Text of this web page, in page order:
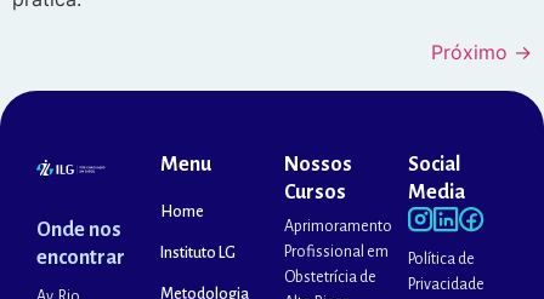
Próximo →
Onde nos
encontrar
Menu
Home
Instituto LG
Metodologia
Nossos
Cursos
Aprimoramento
Profissional em
Obstetrícia de
Social
Media
Política de
Privacidade